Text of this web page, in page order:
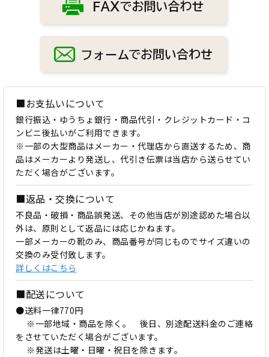
■お支払いについて
銀行振込・ゆうちょ銀行・商品代引・クレジットカード・コ
ンビニ後払いがご利用できます。
※一部の大型商品はメーカー・代理店から直送するため、商
品はメーカーより発送し、代引き伝票は当店から送らせてい
ただく場合がございます。
■返品・交換について
不良品・破損・商品誤発送、その他当店が別途認めた場合以
外は、原則として返品には応じかねます。
一部メーカーの靴のみ、商品番号が同じものでサイズ違いの
交換のみ受付致します。
詳しくはこちら
■配送について
●送料一律770円
※一部地域・商品を除く。 後日、別途配送料金のご連絡
をさせていただく場合がございます。
※発送は土曜・日曜・祝日を除きます。